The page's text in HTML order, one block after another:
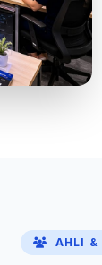
AHLI &